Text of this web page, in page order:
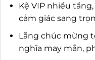
Kệ VIP nhiều
cảm giác sang
Lẵng chúc mừng
nghĩa may mắn,